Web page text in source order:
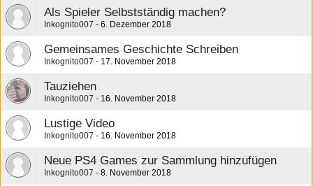
Als Spieler Selbstständig machen?
Inkognito007 6. Dezember 2018
Gemeinsames Geschichte Schreiben
Inkognito007 17. November 2018
Tauziehen
Inkognito007 16. November 2018
Lustige Video
Inkognito007 16. November 2018
Neue PS4 Games zur Sammlung hinzufügen
Inkognito007 8. November 2018